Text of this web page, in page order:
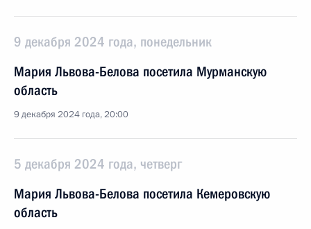
9 декабря 2024 года, понедельник
Мария Львова-Белова посетила Мурманскую
область
9 декабря 2024 года, 20:00
5 декабря 2024 года, четверг
Мария Львова-Белова посетила Кемеровскую
область